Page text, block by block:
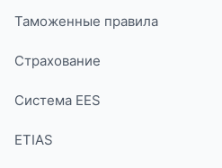
Таможенные правила
Страхование
Система EES
ETIAS